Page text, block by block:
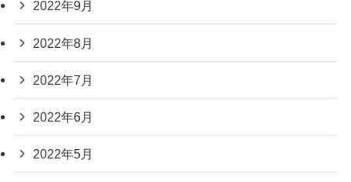
2022年9月
2022年8月
2022年7月
2022年6月
2022年5月